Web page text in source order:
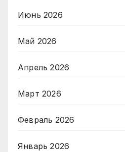
Июнь 2026
Май 2026
Апрель 2026
Март 2026
Февраль 2026
Январь 2026